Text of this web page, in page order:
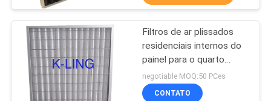
VISITA
FÁBRICA
Chuveiro de ar da
sala de limpeza
200
Filtros de ar plissados
residenciais internos do
painel para o quarto
desinfetado, capacidade
alta da poeira
negotiable MOQ:50 PCes
CONTATO